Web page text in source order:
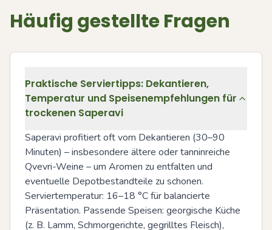
Häufig gestellte Fragen
Praktische Serviertipps: Dekantieren,
Temperatur und Speisenempfehlungen für
trockenen Saperavi
Saperavi profitiert oft vom Dekantieren (30–90
Minuten) – insbesondere ältere oder tanninreiche
Qvevri-Weine – um Aromen zu entfalten und
eventuelle Depotbestandteile zu schonen.
Serviertemperatur: 16–18 °C für balancierte
Präsentation. Passende Speisen: georgische Küche
(z. B. Lamm, Schmorgerichte, gegrilltes Fleisch),